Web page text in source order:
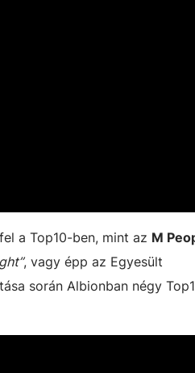
a Top10-ben, mint az M
, vagy épp az Egyesült
során Albionban négy